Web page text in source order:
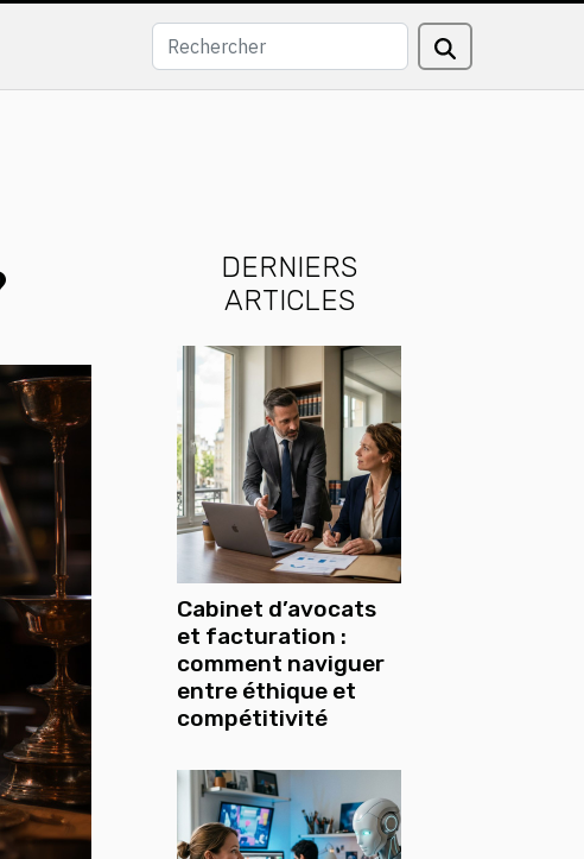
DERNIERS
ARTICLES
Cabinet d’avocats
et facturation :
comment naviguer
entre éthique et
compétitivité